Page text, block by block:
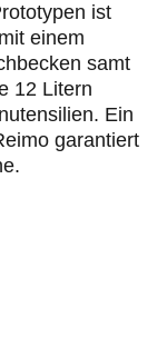
ist
einem
samt
12 Litern
Ein
garantiert